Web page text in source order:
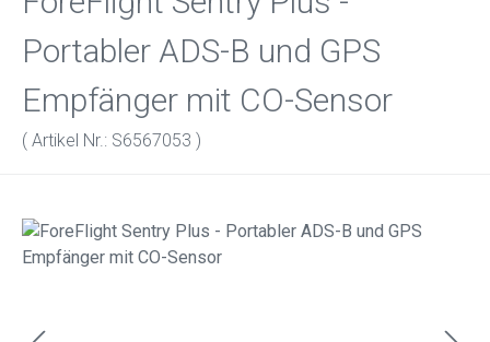
Portabler ADS-B und GPS
Empfänger mit CO-Sensor
( Artikel Nr.: S6567053 )
Bildergalerie überspringen